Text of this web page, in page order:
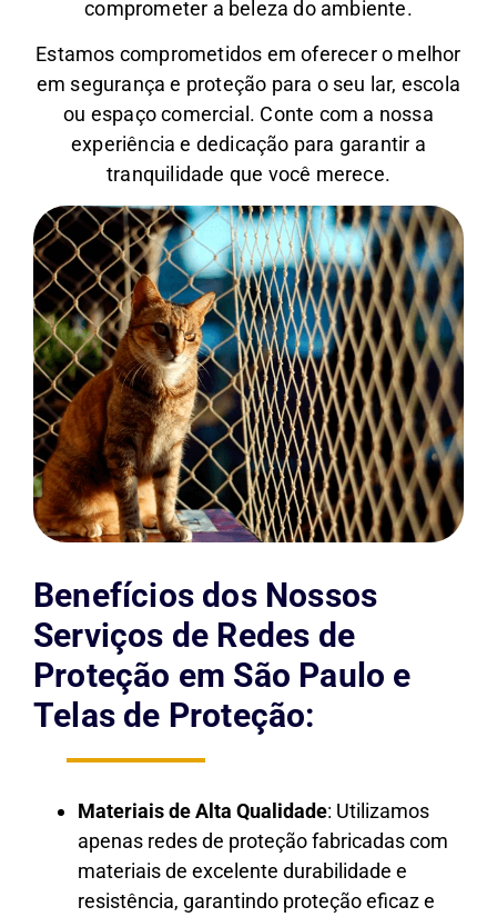
comprometer a beleza do ambiente.
Estamos comprometidos em oferecer o melhor
em segurança e proteção para o seu lar, escola
ou espaço comercial. Conte com a nossa
experiência e dedicação para garantir a
tranquilidade que você merece.
Benefícios dos Nossos
Serviços de Redes de
Proteção em São Paulo e
Telas de Proteção:
Materiais de Alta Qualidade: Utilizamos
apenas redes de proteção fabricadas com
materiais de excelente durabilidade e
resistência, garantindo proteção eficaz e